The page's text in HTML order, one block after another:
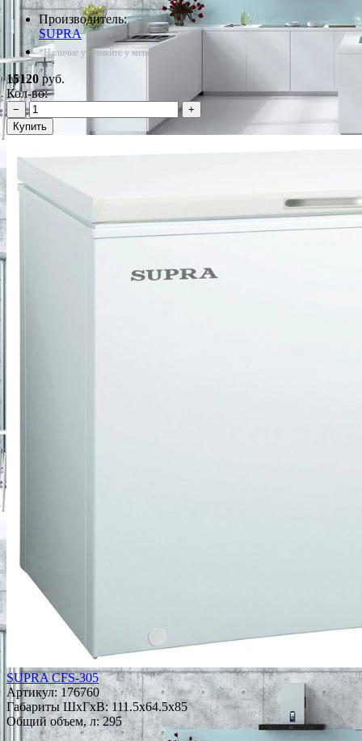
Производитель:
SUPRA
*Наличие уточняйте у менеджера
15120руб.
Кол-во:
−
+
Купить
SUPRA CFS-305
Артикул:176760
Габариты ШxГxВ: 111.5x64.5x85
Общий объем, л: 295